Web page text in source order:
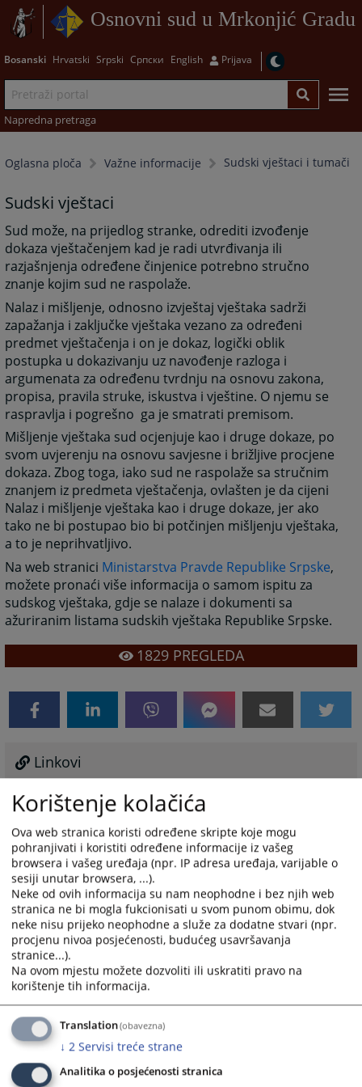
Osnovni sud u Mrkonjić Gradu
Bosanski Hrvatski Srpski Српски English Prijava
Napredna pretraga
Oglasna ploča Važne informacije Sudski vještaci i tumači
Sudski vještaci
Sud može, na prijedlog stranke, odrediti izvođenje
dokaza vještačenjem kad je radi utvrđivanja ili
razjašnjenja određene činjenice potrebno stručno
znanje kojim sud ne raspolaže.
Nalaz i mišljenje, odnosno izvještaj vještaka sadrži
zapažanja i zaključke vještaka vezano za određeni
predmet vještačenja i on je dokaz, logički oblik
postupka u dokazivanju uz navođenje razloga i
argumenata za određenu tvrdnju na osnovu zakona,
propisa, pravila struke, iskustva i vještine. O njemu se
raspravlja i pogrešno ga je smatrati premisom.
Mišljenje vještaka sud ocjenjuje kao i druge dokaze, po
svom uvjerenju na osnovu savjesne i brižljive procjene
dokaza. Zbog toga, iako sud ne raspolaže sa stručnim
znanjem iz predmeta vještačenja, ovlašten je da cijeni
Nalaz i mišljenje vještaka kao i druge dokaze, jer ako
tako ne bi postupao bio bi potčinjen mišljenju vještaka,
a to je neprihvatljivo.
Na web stranici Ministarstva Pravde Republike Srpske,
možete pronaći više informacija o samom ispitu za
sudskog vještaka, gdje se nalaze i dokumenti sa
ažuriranim listama sudskih vještaka Republike Srpske.
1829PREGLEDA
Linkovi
Lista sudskih vještaka Republike Srpske
Sudski tumači
Sudovi koriste usluge stalnih sudskih tumača, osim u
slučajevima kada nema sudskih tumača za određeni
jezik.
Na web stranici Ministarstva Pravde Republike
Srpskemožete pronaći više informacija o samom ispitu
za sudskog tumača, kao i ažurirane liste sa spiskovima
stalnih sudskih tumača Republike Srpske.
Više o članovima udruženja sudskih tumača, njihovom
radu i cijeni usluga možete naći na stranici
Korištenje kolačića
Ova web stranica koristi određene skripte koje mogu
pohranjivati i koristiti određene informacije iz vašeg
browsera i vašeg uređaja (npr. IP adresa uređaja, varijable o
sesiji unutar browsera, ...).
Neke od ovih informacija su nam neophodne i bez njih web
stranica ne bi mogla fukcionisati u svom punom obimu, dok
neke nisu prijeko neophodne a služe za dodatne stvari (npr.
procjenu nivoa posjećenosti, budućeg usavršavanja
stranice...).
Na ovom mjestu možete dozvoliti ili uskratiti pravo na
korištenje tih informacija.
Translation(obavezna)
↓ 2 Servisi treće strane
Analitika o posjećenosti stranica